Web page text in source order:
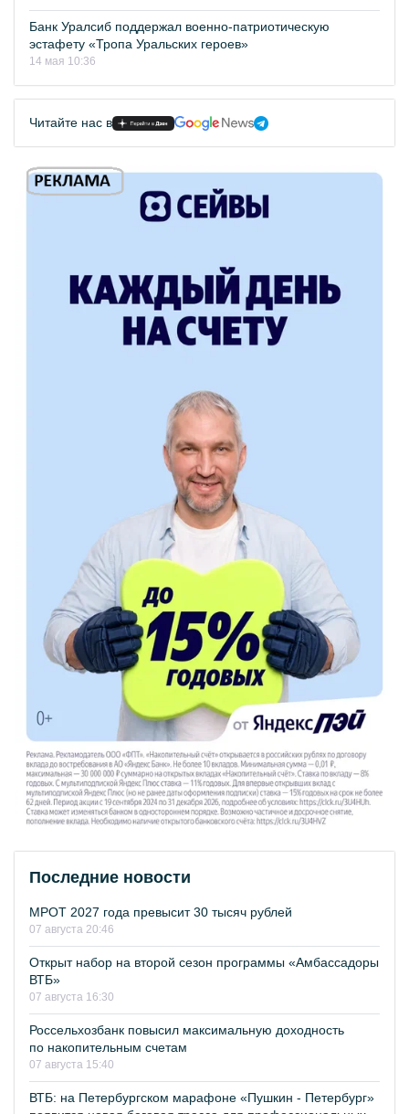
Банк Уралсиб поддержал военно-патриотическую
эстафету «Тропа Уральских героев»
14 мая 10:36
Читайте нас в
Последние новости
МРОТ 2027 года превысит 30 тысяч рублей
07 августа 20:46
Открыт набор на второй сезон программы «Амбассадоры
ВТБ»
07 августа 16:30
Россельхозбанк повысил максимальную доходность
по накопительным счетам
07 августа 15:40
ВТБ: на Петербургском марафоне «Пушкин - Петербург»